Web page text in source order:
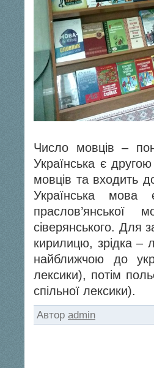
Число мовців –
Українська є
мовців та входить
Українська мова
сіверянського. Для
кирилицю, зрідка –
найближчою до
лексики), потім
спільної лексики).
Автор admin